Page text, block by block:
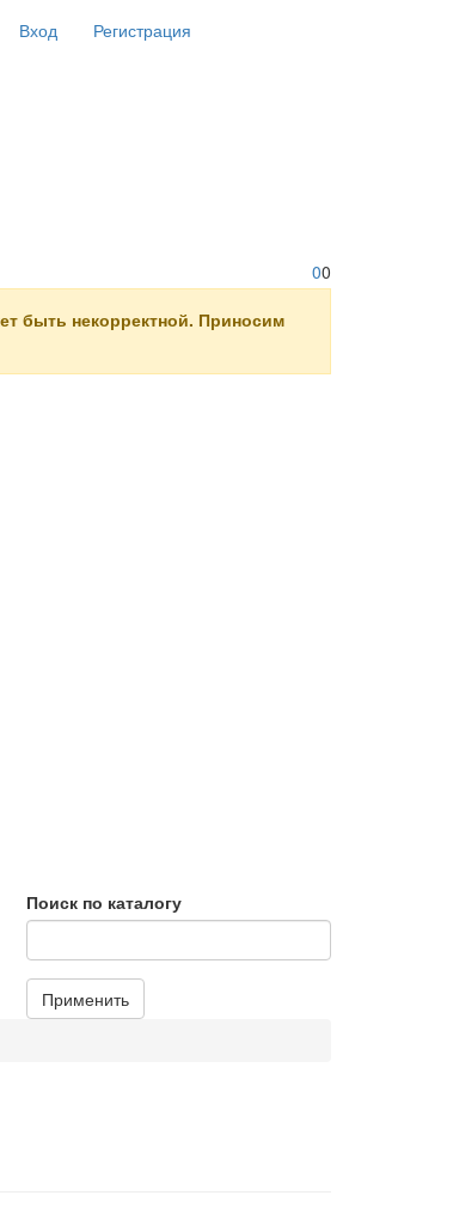
Вход Регистрация
0
0
быть некорректной. Приносим
Поиск по каталогу
Применить